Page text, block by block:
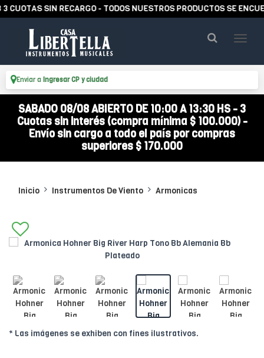
SIN RECARGO - TODOS NUESTROS PRODUCTOS SE
Enviar a Ingresar CP y ciudad
SABADO 08/08 ABIERTO DE 10:00 A 13:30 HS - 3
Cuotas sin interés (compra mínima $ 100.000) -
Envío sin cargo a todo el país por compras
superiores $ 170.000
Inicio Instrumentos De Viento Armonicas
* Las imágenes se exhiben con fines ilustrativos.